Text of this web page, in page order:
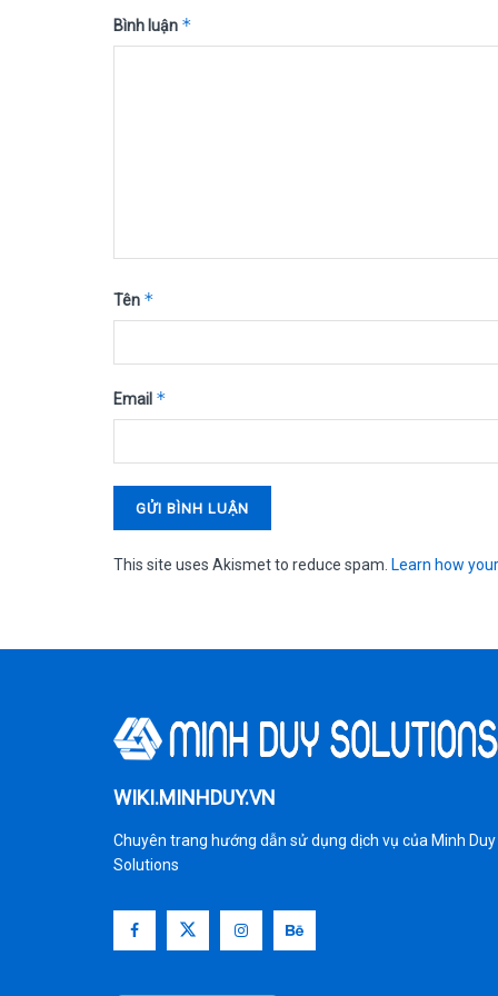
Bình luận *
Tên *
Email *
This site uses Akismet to reduce spam. Learn how
Home Hướng dẫn Website Hướng dẫn WordPress
Hướng dẫn thay
viết trong theme
Minh Duy Solutions